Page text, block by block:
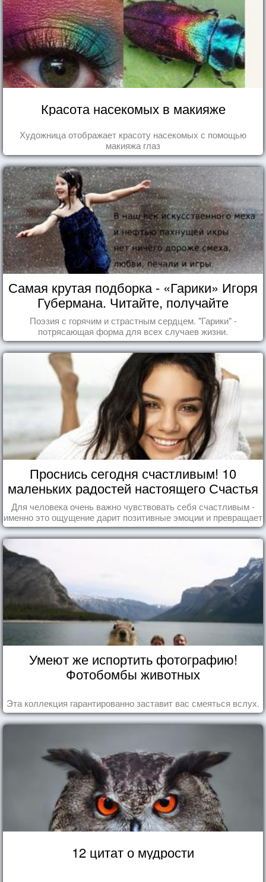
Красота насекомых в макияже
Художница отображает красоту насекомых с помощью
макияжа глаз
Самая крутая подборка - «Гарики» Игоря
Губермана. Читайте, получайте
удовольствие!
Поэзия с горячим и страстным сердцем. "Гарики" -
потрясающая форма для всех случаев жизни.
Проснись сегодня счастливым! 10
маленьких радостей настоящего Счастья
Для человека очень важно чувствовать себя счастливым -
именно это ощущение дарит позитивные эмоции и превращает
каждый день в маленький праздник.
Умеют же испортить фотографию!
Фотобомбы животных
Эта коллекция гарантированно заставит вас смеяться вслух.
12 цитат о мудрости